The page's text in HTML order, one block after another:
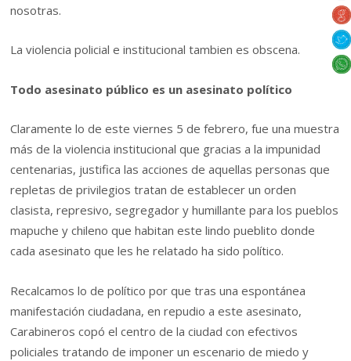
nosotras.
La violencia policial e institucional tambien es obscena.
Todo asesinato público es un asesinato político
Claramente lo de este viernes 5 de febrero, fue una muestra
más de la violencia institucional que gracias a la impunidad
centenarias, justifica las acciones de aquellas personas que
repletas de privilegios tratan de establecer un orden
clasista, represivo, segregador y humillante para los pueblos
mapuche y chileno que habitan este lindo pueblito donde
cada asesinato que les he relatado ha sido político.
Recalcamos lo de político por que tras una espontánea
manifestación ciudadana, en repudio a este asesinato,
Carabineros copó el centro de la ciudad con efectivos
policiales tratando de imponer un escenario de miedo y